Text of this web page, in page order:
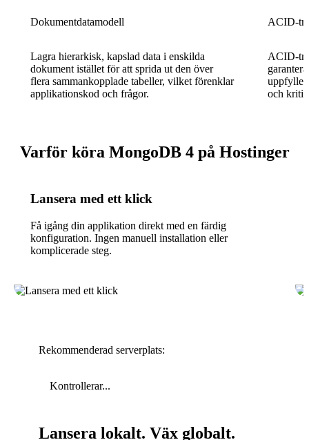
Dokumentdatamodell
Lagra hierarkisk, kapslad data i enskilda
dokument istället för att sprida ut den över
flera sammankopplade tabeller, vilket förenklar
applikationskod och frågor.
ACID-
ACID-
och
Varför köra MongoDB 4 på Hostinger
Lansera med ett klick
Få igång din applikation direkt med en färdig
konfiguration. Ingen manuell installation eller
komplicerade steg.
Rekommenderad serverplats:
Kontrollerar...
Lansera lokalt. Väx globalt.